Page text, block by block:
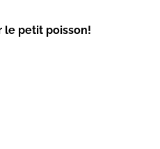
le petit poisson!